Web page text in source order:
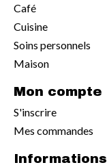
Café
Cuisine
Soins personnels
Maison
Mon compte
S'inscrire
Mes commandes
Informations